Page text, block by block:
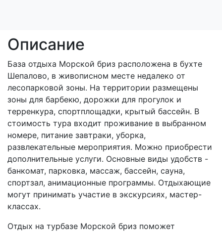
Описание
База отдыха Морской бриз расположена в бухте
Шепалово, в живописном месте недалеко от
лесопарковой зоны. На территории размещены
зоны для барбекю, дорожки для прогулок и
терренкура, спортплощадки, крытый бассейн. В
стоимость тура входит проживание в выбранном
номере, питание завтраки, уборка,
развлекательные мероприятия. Можно приобрести
дополнительные услуги. Основные виды удобств -
банкомат, парковка, массаж, бассейн, сауна,
спортзал, анимационные программы. Отдыхающие
могут принимать участие в экскурсиях, мастер-
классах.
Отдых на турбазе Морской бриз поможет